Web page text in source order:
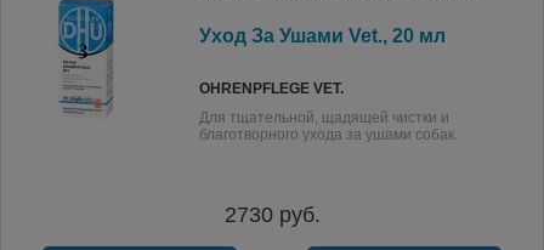
Уход За Ушами Vet., 20 мл
OHRENPFLEGE VET.
Для тщательной, щадящей чистки и
благотворного ухода за ушами собак.
2730руб.